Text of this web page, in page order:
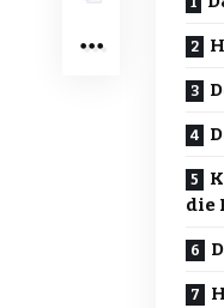
die